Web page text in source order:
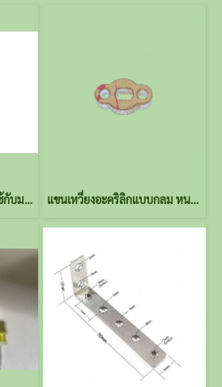
แขนแหวี่ยง กลม 3D ABS ใช้กับมอเตอร์เกียร์ BO แขนเหวี่ยงอะคริลิกแบบกลม หนา 5 มม.(1 คู่) BO